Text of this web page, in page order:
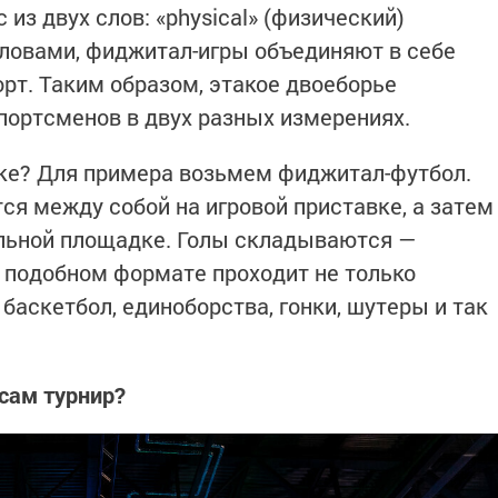
двух слов: «physical» (физический)
фиджитал-игры объединяют в себе
Таким образом, этакое двоеборье
в двух разных измерениях.
Для примера возьмем фиджитал-футбол.
между собой на игровой приставке, а затем
площадке. Голы складываются —
формате проходит не только
единоборства, гонки, шутеры и так
турнир?